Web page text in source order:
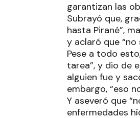
garantizan las
Subrayó que,
hasta Pirané”,
y aclaró que
Pese a todo
tarea”, y dio de
alguien fue y
embargo, “eso
Y aseveró que
enfermedades